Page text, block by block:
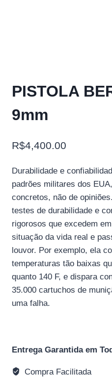
PISTOLA
9mm
R$4,400.00
Durabilidade e
padrões militares dos
concretos, não de
testes de durabilidade e
rigorosos que excedem
situação da vida real e
louvor. Por exemplo, ela
temperaturas tão baixas
quanto 140 F, e dispara
35.000 cartuchos de
uma falha.
Entrega Garantida em
Compra Facilitada